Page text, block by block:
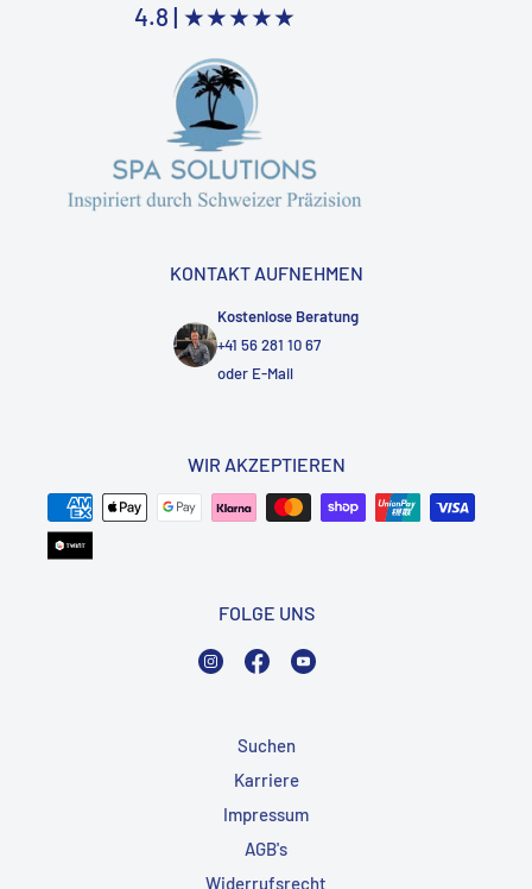
4.8 | ★★★★★
KONTAKT AUFNEHMEN
Kostenlose Beratung
+41 56 281 10 67
oder E-Mail
WIR AKZEPTIEREN
FOLGE UNS
InstagramFacebook
Suchen
Karriere
Impressum
AGB's
Widerrufsrecht